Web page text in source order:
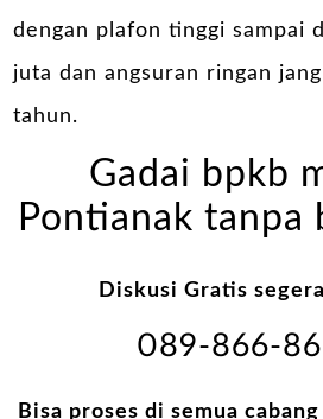
dengan plafon tinggi sampai
juta dan angsuran ringan
tahun.
Gadai bpkb
Pontianak tanpa
Diskusi Gratis
089-866-
Bisa proses di semua